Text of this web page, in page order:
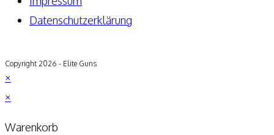
Datenschutzerklärung
Copyright 2026 - Elite Guns
×
×
Warenkorb